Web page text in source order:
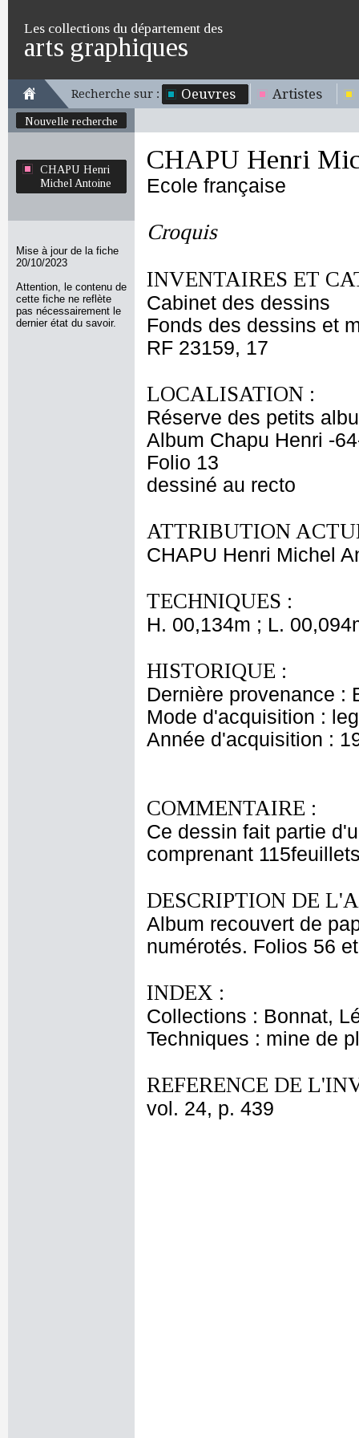
Les collections du département des
arts graphiques
Recherche sur : Oeuvres Artistes
Nouvelle recherche
CHAPU Henri
Michel Antoine
Mise à jour de la fiche
20/10/2023
Attention, le contenu de
cette fiche ne reflète
pas nécessairement le
dernier état du savoir.
CHAPU Henri
Ecole française
Croquis
INVENTAIRES ET
Cabinet des dessins
Fonds des dessins et
RF 23159, 17
LOCALISATION :
Réserve des petits
Album Chapu Henri -
Folio 13
dessiné au recto
ATTRIBUTION
CHAPU Henri Michel
TECHNIQUES :
H. 00,134m ; L.
HISTORIQUE :
Dernière provenance :
Mode d'acquisition :
Année d'acquisition :
COMMENTAIRE :
Ce dessin fait partie
comprenant
DESCRIPTION DE
Album recouvert de
numérotés. Folios 56
INDEX :
Collections : Bonnat,
Techniques : mine de
REFERENCE DE
vol. 24, p. 439